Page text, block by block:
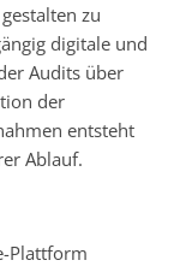
zu
digitale und
Audits über
der
entsteht
Ablauf.
Plattform